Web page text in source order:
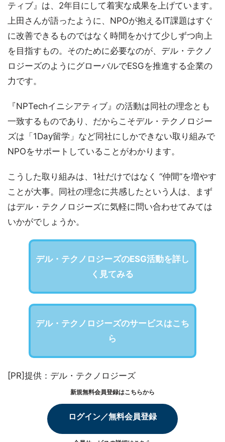
ティブ』は、2年目にして着実な成果を上げています。
上田さんが語ったように、NPOが抱えるIT課題はすぐ
に改善できるものではなく時間をかけて少しずつ向上
を目指すもの。そのために必要なのが、デル・テクノ
ロジーズのようにグローバルでESGを推進する企業の
力です。
『NPTechイニシアティブ』の活動は同社の理念とも
一致するものであり、だからこそデル・テクノロジー
ズは「1Day留学」など同社にしかできない取り組みで
NPOをサポートしていることがわかります。
こうした取り組みは、1社だけではなく “仲間”を増やす
ことが大事。同社の理念に共感したという人は、まず
はデル・テクノロジーズに気軽に問い合わせてみては
いかがでしょうか。
デル・テクノロジーズのESG活動を詳し
く見てみる
デル・テクノロジーズのサービスはこち
ら
[PR]提供：デル・テクノロジーズ
新規無料会員登録はこちらから
ログイン／無料会員登録